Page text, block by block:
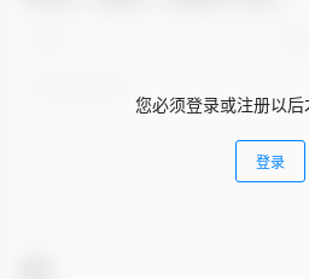
您必须登录或注册以
登录